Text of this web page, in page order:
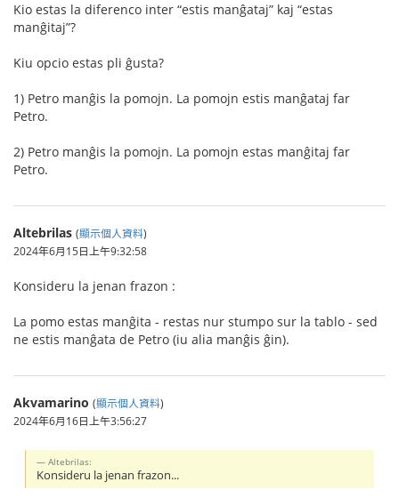
Kio estas la diferenco inter “estis manĝataj” kaj “estas
manĝitaj”?
Kiu opcio estas pli ĝusta?
1) Petro manĝis la pomojn. La pomojn estis manĝataj far
Petro.
2) Petro manĝis la pomojn. La pomojn estas manĝitaj far
Petro.
Altebrilas (顯示個人資料)
2024年6月15日上午9:32:58
Konsideru la jenan frazon :
La pomo estas manĝita - restas nur stumpo sur la tablo - sed
ne estis manĝata de Petro (iu alia manĝis ĝin).
Akvamarino (顯示個人資料)
2024年6月16日上午3:56:27
Altebrilas:
Konsideru la jenan frazon...